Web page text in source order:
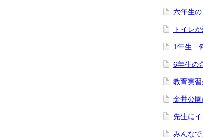
六年生
トイレ
1年生
6年生の
教育実
金井公園
先生にイ
みんな